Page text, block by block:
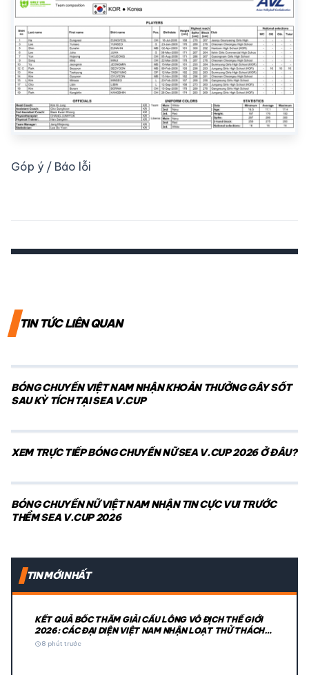
Góp ý / Báo lỗi
TIN TỨC LIÊN QUAN
BÓNG CHUYỀN VIỆT NAM NHẬN KHOẢN THƯỞNG GÂY SỐT
SAU KỲ TÍCH TẠI SEA V.CUP
XEM TRỰC TIẾP BÓNG CHUYỀN NỮ SEA V.CUP 2026 Ở ĐÂU?
BÓNG CHUYỀN NỮ VIỆT NAM NHẬN TIN CỰC VUI TRƯỚC
THỀM SEA V.CUP 2026
TIN MỚI NHẤT
KẾT QUẢ BỐC THĂM GIẢI CẦU LÔNG VÔ ĐỊCH THẾ GIỚI
2026: CÁC ĐẠI DIỆN VIỆT NAM NHẬN LOẠT THỬ THÁCH
CỰC ĐẠI
schedule8 phút trước